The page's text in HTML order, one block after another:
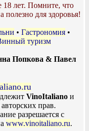
18 лет. Помните, что
полезно для здоровья!
• Гастрономия •
туризм
Попкова & Павел
VinoItalianoи
прав.
разрешается с
www.vinoitaliano.ru.